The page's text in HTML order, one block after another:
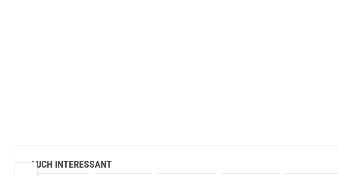
AUCH INTERESSANT